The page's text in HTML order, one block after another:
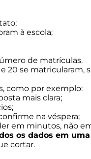
à escola;
de matrículas.
20 se matricularam,
como por exemplo:
mais clara;
na véspera;
em minutos, não
os dados em
cortar.